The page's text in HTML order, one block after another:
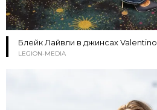
Блейк Лайвли в джинсах Valentino
LEGION-MEDIA